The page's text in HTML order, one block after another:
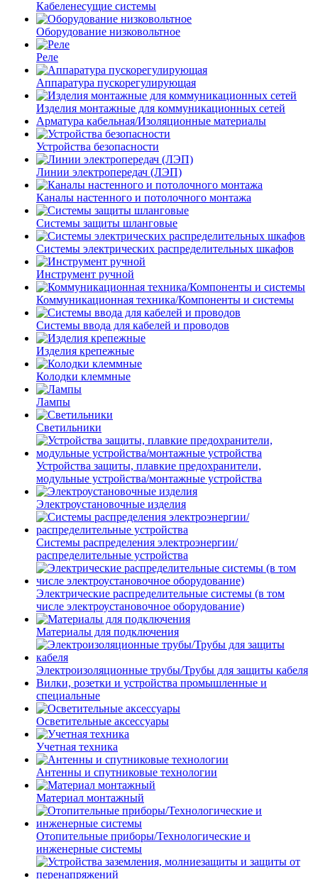
Кабеленесущие системы
Оборудование низковольтное
Реле
Аппаратура пускорегулирующая
Изделия монтажные для коммуникационных сетей
Арматура кабельная/Изоляционные материалы
Устройства безопасности
Линии электропередач (ЛЭП)
Каналы настенного и потолочного монтажа
Системы защиты шланговые
Системы электрических распределительных шкафов
Инструмент ручной
Коммуникационная техника/Компоненты и системы
Системы ввода для кабелей и проводов
Изделия крепежные
Колодки клеммные
Лампы
Светильники
Устройства защиты, плавкие предохранители,
модульные устройства/монтажные устройства
Электроустановочные изделия
Системы распределения электроэнергии/
распределительные устройства
Электрические распределительные системы (в том
числе электроустановочное оборудование)
Материалы для подключения
Электроизоляционные трубы/Трубы для защиты кабеля
Вилки, розетки и устройства промышленные и
специальные
Осветительные аксессуары
Учетная техника
Антенны и спутниковые технологии
Материал монтажный
Отопительные приборы/Технологические и
инженерные системы